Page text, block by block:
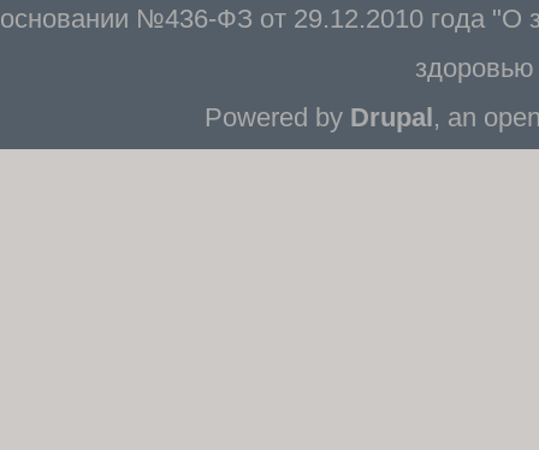
основании №436-ФЗ от 29.12.2010 года "О
Powered by Drupal, an